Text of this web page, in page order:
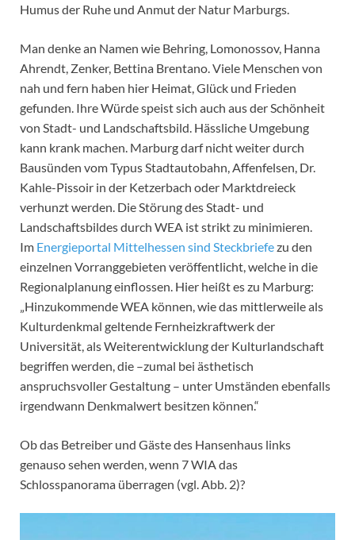
Humus der Ruhe und Anmut der Natur Marburgs.
Man denke an Namen wie Behring, Lomonossov, Hanna
Ahrendt, Zenker, Bettina Brentano. Viele Menschen von
nah und fern haben hier Heimat, Glück und Frieden
gefunden. Ihre Würde speist sich auch aus der Schönheit
von Stadt- und Landschaftsbild. Hässliche Umgebung
kann krank machen. Marburg darf nicht weiter durch
Bausünden vom Typus Stadtautobahn, Affenfelsen, Dr.
Kahle-Pissoir in der Ketzerbach oder Marktdreieck
verhunzt werden. Die Störung des Stadt- und
Landschaftsbildes durch WEA ist strikt zu minimieren.
Im Energieportal Mittelhessen sind Steckbriefezu den
einzelnen Vorranggebieten veröffentlicht, welche in die
Regionalplanung einflossen. Hier heißt es zu Marburg:
„Hinzukommende WEA können, wie das mittlerweile als
Kulturdenkmal geltende Fernheizkraftwerk der
Universität, als Weiterentwicklung der Kulturlandschaft
begriffen werden, die –zumal bei ästhetisch
anspruchsvoller Gestaltung – unter Umständen ebenfalls
irgendwann Denkmalwert besitzen können.“
Ob das Betreiber und Gäste des Hansenhaus links
genauso sehen werden, wenn 7 WIA das
Schlosspanorama überragen (vgl. Abb. 2)?